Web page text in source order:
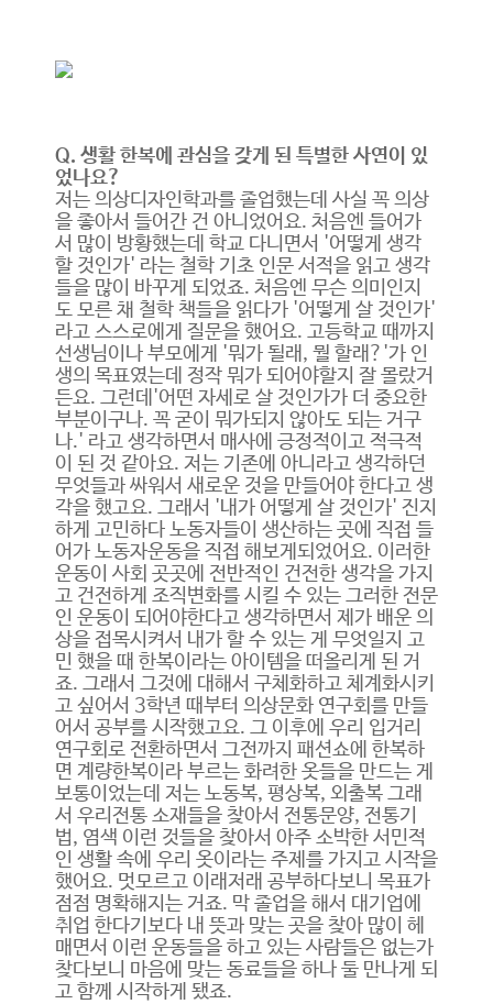
Q. 생활 한복에 관심을 갖게 된 특별한 사연이 있
었나요?
저는 의상디자인학과를 졸업했는데 사실 꼭 의상
을 좋아서 들어간 건 아니었어요. 처음엔 들어가
서 많이 방황했는데 학교 다니면서 '어떻게 생각
할 것인가' 라는 철학 기초 인문 서적을 읽고 생각
들을 많이 바꾸게 되었죠. 처음엔 무슨 의미인지
도 모른 채 철학 책들을 읽다가 '어떻게 살 것인가'
라고 스스로에게 질문을 했어요. 고등학교 때까지
선생님이나 부모에게 '뭐가 될래, 뭘 할래?'가 인
생의 목표였는데 정작 뭐가 되어야할지 잘 몰랐거
든요. 그런데'어떤 자세로 살 것인가가 더 중요한
부분이구나. 꼭 굳이 뭐가되지 않아도 되는 거구
나.' 라고 생각하면서 매사에 긍정적이고 적극적
이 된 것 같아요. 저는 기존에 아니라고 생각하던
무엇들과 싸워서 새로운 것을 만들어야 한다고 생
각을 했고요. 그래서 '내가 어떻게 살 것인가' 진지
하게 고민하다 노동자들이 생산하는 곳에 직접 들
어가 노동자운동을 직접 해보게되었어요. 이러한
운동이 사회 곳곳에 전반적인 건전한 생각을 가지
고 건전하게 조직변화를 시킬 수 있는 그러한 전문
인 운동이 되어야한다고 생각하면서 제가 배운 의
상을 접목시켜서 내가 할 수 있는 게 무엇일지 고
민 했을 때 한복이라는 아이템을 떠올리게 된 거
죠. 그래서 그것에 대해서 구체화하고 체계화시키
고 싶어서 3학년 때부터 의상문화 연구회를 만들
어서 공부를 시작했고요. 그 이후에 우리 입거리
연구회로 전환하면서 그전까지 패션쇼에 한복하
면 계량한복이라 부르는 화려한 옷들을 만드는 게
보통이었는데 저는 노동복, 평상복, 외출복 그래
서 우리전통 소재들을 찾아서 전통문양, 전통기
법, 염색 이런 것들을 찾아서 아주 소박한 서민적
인 생활 속에 우리 옷이라는 주제를 가지고 시작을
했어요. 멋모르고 이래저래 공부하다보니 목표가
점점 명확해지는 거죠. 막 졸업을 해서 대기업에
취업 한다기보다 내 뜻과 맞는 곳을 찾아 많이 헤
매면서 이런 운동들을 하고 있는 사람들은 없는가
찾다보니 마음에 맞는 동료들을 하나 둘 만나게 되
고 함께 시작하게 됐죠.